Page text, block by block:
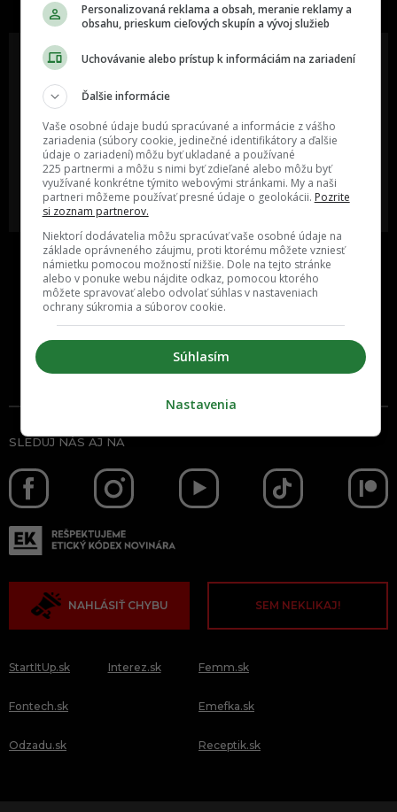
Oslov reklamou viac ako milión
ľudí v rôznych vekových
kategóriách a na rôznych
sociálnych sieťach a nakopni svoj
biznis alebo produkt.
MÁM ZÁUJEM O
SPOLUPRÁCU
mali určite napísať?
POŠLI NÁM TIP NA ČLÁNOK
SLEDUJ NÁS AJ NA
NAHLÁSIŤ CHYBU SEM NEKLIKAJ!
StartItUp.sk
Fontech.sk
Odzadu.sk
Interez.sk Femm.sk
Emefka.sk
Receptik.sk
Personalizovaná reklama a obsah, meranie reklamy a
obsahu, prieskum cieľových skupín a vývoj služieb
Uchovávanie alebo prístup k informáciám na zariadení
Ďalšie informácie
Vaše osobné údaje budú spracúvané a informácie z vášho
zariadenia (súbory cookie, jedinečné identifikátory a ďalšie
údaje o zariadení) môžu byť ukladané a používané
225 partnermi a môžu s nimi byť zdieľané alebo môžu byť
využívané konkrétne týmito webovými stránkami. My a naši
partneri môžeme používať presné údaje o geolokácii. Pozrite
si zoznam partnerov.
Niektorí dodávatelia môžu spracúvať vaše osobné údaje na
základe oprávneného záujmu, proti ktorému môžete vzniesť
námietku pomocou možností nižšie. Dole na tejto stránke
alebo v ponuke webu nájdite odkaz, pomocou ktorého
môžete spravovať alebo odvolať súhlas v nastaveniach
ochrany súkromia a súborov cookie.
Súhlasím
Nastavenia